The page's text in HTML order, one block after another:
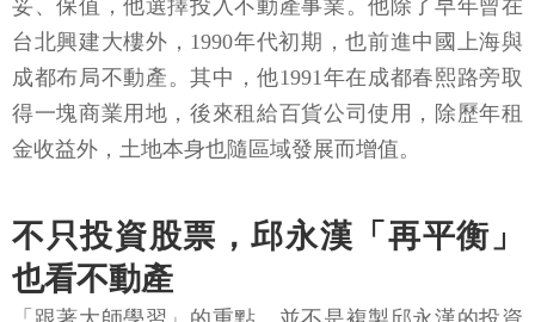
妥、保值，他選擇投入不動產事業。他除了早年曾在
台北興建大樓外，1990年代初期，也前進中國上海與
成都布局不動產。其中，他1991年在成都春熙路旁取
得一塊商業用地，後來租給百貨公司使用，除歷年租
金收益外，土地本身也隨區域發展而增值。
不只投資股票，邱永漢「再平衡」
也看不動產